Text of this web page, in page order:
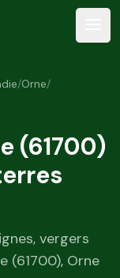
/Orne/
(61700)
vergers
(61700), Orne